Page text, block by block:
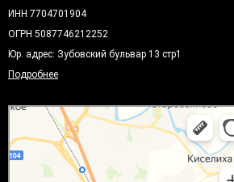
ИНН 7704701904
ОГРН 5087746212252
Юр. адрес: Зубовский бульвар 13 стр1
Подробнее